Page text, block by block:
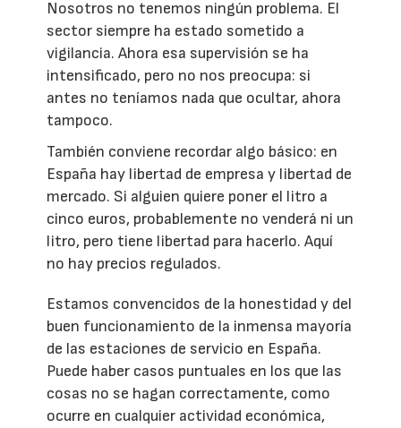
Nosotros no tenemos ningún problema. El
sector siempre ha estado sometido a
vigilancia. Ahora esa supervisión se ha
intensificado, pero no nos preocupa: si
antes no teníamos nada que ocultar, ahora
tampoco.
También conviene recordar algo básico: en
España hay libertad de empresa y libertad de
mercado. Si alguien quiere poner el litro a
cinco euros, probablemente no venderá ni un
litro, pero tiene libertad para hacerlo. Aquí
no hay precios regulados.
Estamos convencidos de la honestidad y del
buen funcionamiento de la inmensa mayoría
de las estaciones de servicio en España.
Puede haber casos puntuales en los que las
cosas no se hagan correctamente, como
ocurre en cualquier actividad económica,